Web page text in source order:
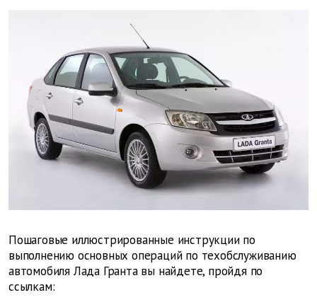
Пошаговые иллюстрированные инструкции по
выполнению основных операций по техобслуживанию
автомобиля Лада Гранта вы найдете, пройдя по
ссылкам: